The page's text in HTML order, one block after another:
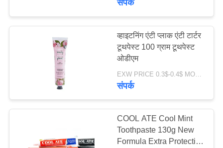
च्यूएबल टूथपेस्ट टैबलेट
28
संपर्क
व्हाइटनिंग एंटी प्लाक एंटी टार्टर
टूथपेस्ट 100 ग्राम टूथपेस्ट
ओडीएम
संपर्क
COOL ATE Cool Mint
Toothpaste 130g New
Formula Extra Protection